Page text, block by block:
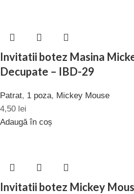
Invitatii botez Masina
Decupate – IBD-29
Patrat, 1 poza, Mickey Mouse
4,50 lei
Adaugă în coș
Invitatii botez Mickey